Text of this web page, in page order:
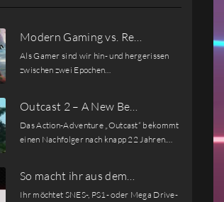
Modern Gaming vs. Re…
Als Gamer sind wir hin- und hergerissen
zwischen zwei Epochen…
Outcast 2 – A New Be…
Das Action-Adventure „Outcast“ bekommt
einen Nachfolger nach knapp 22 Jahren.…
So macht ihr aus dem…
Ihr möchtet SNES-, PS1- oder Mega Drive-